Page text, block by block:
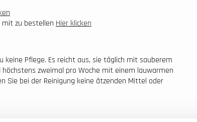
mit zu bestellen Hier klicken
Pflege. Es reicht aus, sie täglich mit sauberem
zweimal pro Woche mit einem lauwarmen
Sie bei der Reinigung keine ätzenden Mittel oder